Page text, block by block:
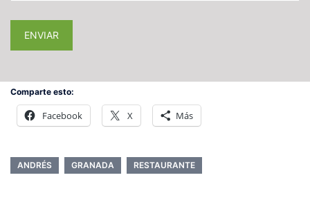
Comparte esto:
Facebook X Más
ANDRÉS GRANADA RESTAURANTE